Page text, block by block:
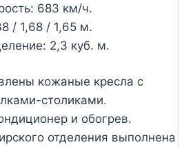
683 км/ч.
/ 1,68 / 1,65 м.
2,3 куб. м.
кожаные кресла с
столиками.
и обогрев.
отделения выполнена